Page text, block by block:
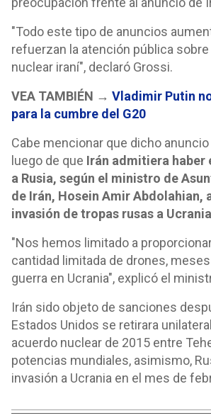
"Todo este tipo de anuncios
refuerzan la atención pública
nuclear iraní", declaró Grossi.
VEA TAMBIÉN → Vladimir Putin
para la cumbre del G20
Cabe mencionar que dicho
luego de que Irán admitiera haber
a Rusia, según el ministro de
de Irán, Hosein Amir Abdolahian,
invasión de tropas rusas a Ucrania
"Nos hemos limitado a
cantidad limitada de drones,
guerra en Ucrania", explicó el
Irán sido objeto de sanciones
Estados Unidos se retirara
acuerdo nuclear de 2015 entre
potencias mundiales, asimismo,
invasión a Ucrania en el mes de